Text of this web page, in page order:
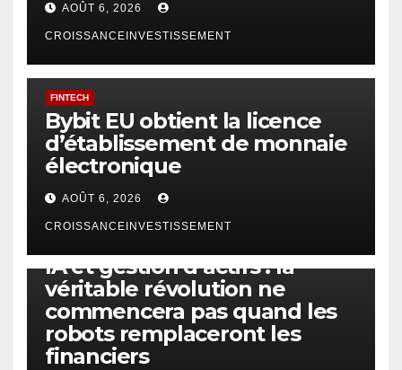
AOÛT 6, 2026
CROISSANCEINVESTISSEMENT
FINTECH
Bybit EU obtient la licence
d’établissement de monnaie
électronique
AOÛT 6, 2026
CROISSANCEINVESTISSEMENT
IA et gestion d’actifs : la
véritable révolution ne
commencera pas quand les
robots remplaceront les
financiers